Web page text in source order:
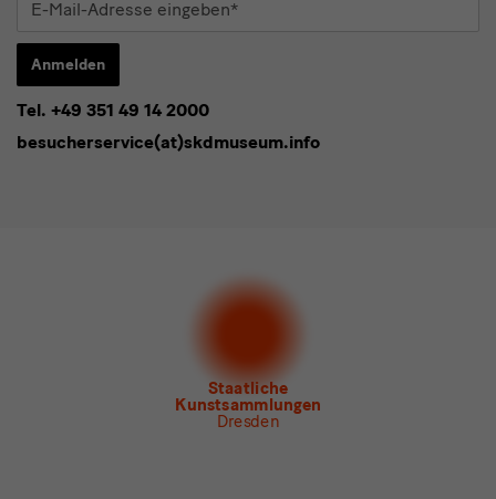
E-
Adresse
Anmelden
* Pflichtfeld
Ich stimme derDatenschutzerklärung
Museum für Sächsische Volkskunst
Tel. +49 351 49 14 2000
besucherservice(at)skdmuseum.info
Staatliche
Kunstsammlungen
Dresden